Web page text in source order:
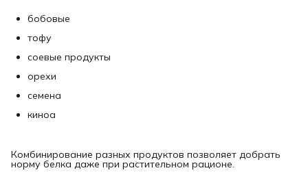
бобовые
тофу
соевые продукты
орехи
семена
киноа
Комбинирование разных продуктов позволяет добрать
норму белка даже при растительном рационе.